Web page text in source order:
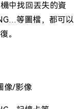
中找回丟失的資
等圖檔，都可以
。
像/影像